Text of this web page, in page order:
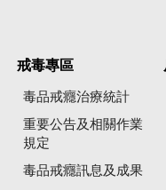
戒毒專區
毒品戒癮治療統計
重要公告及相關作業
規定
毒品戒癮訊息及成果